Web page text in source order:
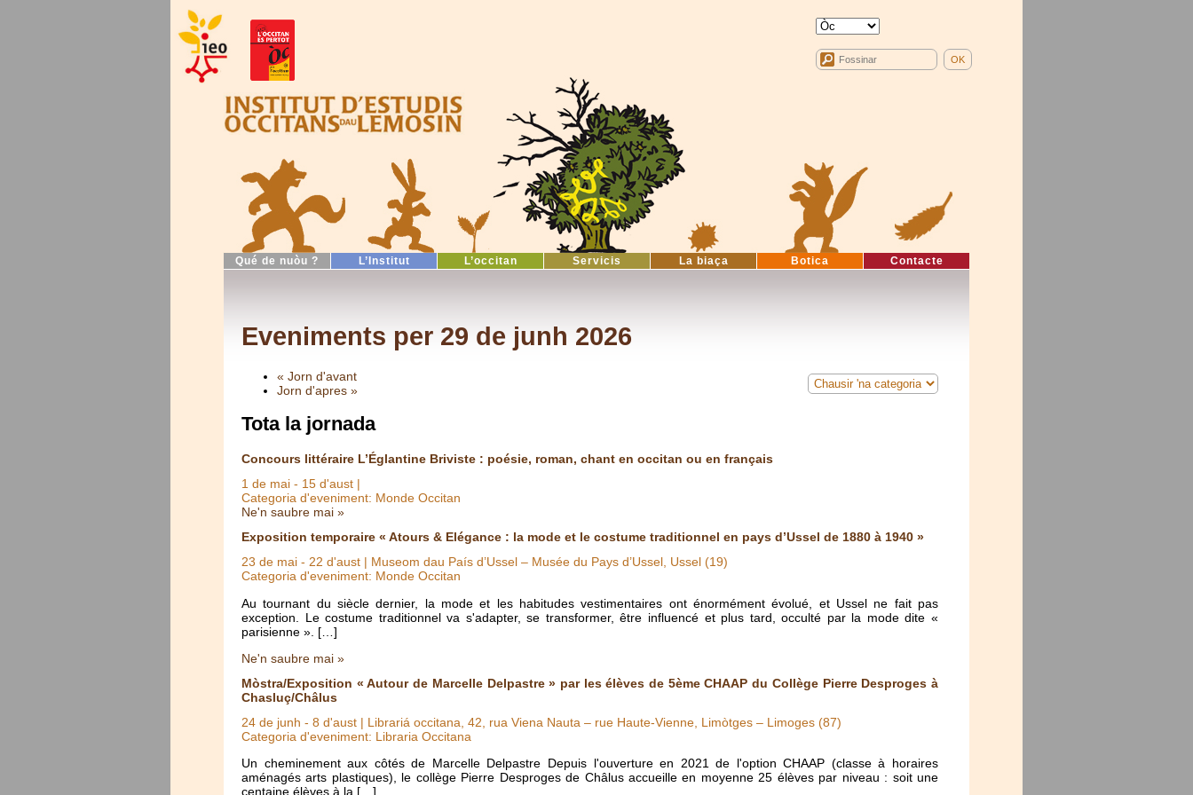
Qué de nuòu ? L’Institut L’occitan Servicis La biaça Botica Contacte
Eveniments per 29 de junh 2026
« Jorn d'avant
Jorn d'apres »
Tota la jornada
Concours littéraire L’Églantine Briviste : poésie, roman, chant en occitan ou en français
1 de mai - 15 d'aust |
Categoria d'eveniment: Monde Occitan
Ne'n saubre mai »
Exposition temporaire « Atours & Elégance : la mode et le costume traditionnel en pays d’Ussel de 1880 à 1940 »
23 de mai - 22 d'aust | Museom dau País d’Ussel – Musée du Pays d’Ussel, Ussel (19)
Categoria d'eveniment: Monde Occitan
Au tournant du siècle dernier, la mode et les habitudes vestimentaires ont énormément évolué, et Ussel ne fait pas
exception. Le costume traditionnel va s'adapter, se transformer, être influencé et plus tard, occulté par la mode dite «
parisienne ». […]
Ne'n saubre mai »
Mòstra/Exposition « Autour de Marcelle Delpastre » par les élèves de 5ème CHAAP du Collège Pierre Desproges à
Chasluç/Châlus
24 de junh - 8 d'aust | Librariá occitana, 42, rua Viena Nauta – rue Haute-Vienne, Limòtges – Limoges (87)
Categoria d'eveniment: Libraria Occitana
Un cheminement aux côtés de Marcelle Delpastre Depuis l'ouverture en 2021 de l'option CHAAP (classe à horaires
aménagés arts plastiques), le collège Pierre Desproges de Châlus accueille en moyenne 25 élèves par niveau : soit une
centaine élèves à la […]